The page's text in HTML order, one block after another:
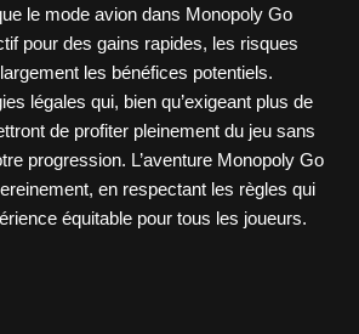
le mode avion dans Monopoly Go
pour des gains rapides, les risques
les bénéfices potentiels.
légales qui, bien qu’exigeant plus de
de profiter pleinement du jeu sans
progression. L’aventure Monopoly Go
en respectant les règles qui
équitable pour tous les joueurs.